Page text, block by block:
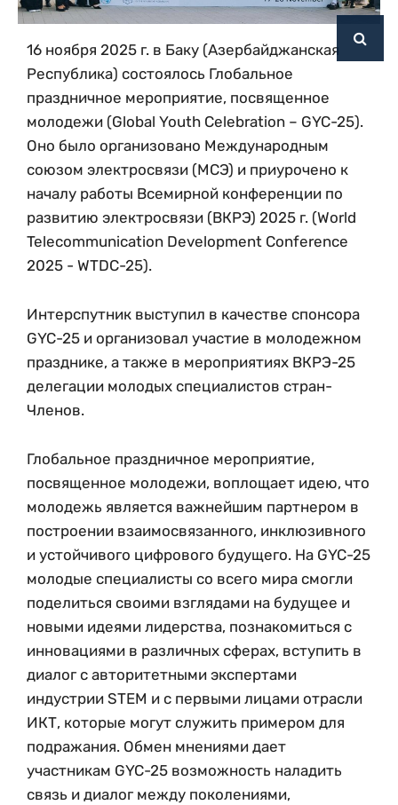
16 ноября 2025 г. в Баку (Азербайджанская
Республика) состоялось Глобальное
праздничное мероприятие, посвященное
молодежи (Global Youth Celebration – GYC-25).
Оно было организовано Международным
союзом электросвязи (МСЭ) и приурочено к
началу работы Всемирной конференции по
развитию электросвязи (ВКРЭ) 2025 г. (World
Telecommunication Development Conference
2025 - WTDC-25).
Интерспутник выступил в качестве спонсора
GYC-25 и организовал участие в молодежном
празднике, а также в мероприятиях ВКРЭ-25
делегации молодых специалистов стран-
Членов.
Глобальное праздничное мероприятие,
посвященное молодежи, воплощает идею, что
молодежь является важнейшим партнером в
построении взаимосвязанного, инклюзивного
и устойчивого цифрового будущего. На GYC-25
молодые специалисты со всего мира смогли
поделиться своими взглядами на будущее и
новыми идеями лидерства, познакомиться с
инновациями в различных сферах, вступить в
диалог с авторитетными экспертами
индустрии STEM и с первыми лицами отрасли
ИКТ, которые могут служить примером для
подражания. Обмен мнениями дает
участникам GYC-25 возможность наладить
связь и диалог между поколениями,